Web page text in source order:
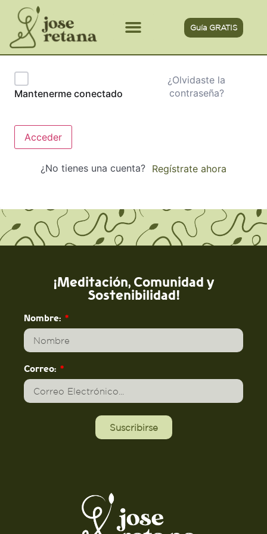
Guía GRATIS
Mantenerme conectado
¿Olvidaste la
contraseña?
Acceder
¿No tienes una cuenta? Regístrate ahora
¡Meditación, Comunidad y
Sostenibilidad!
Nombre:
Correo:
Suscribirse